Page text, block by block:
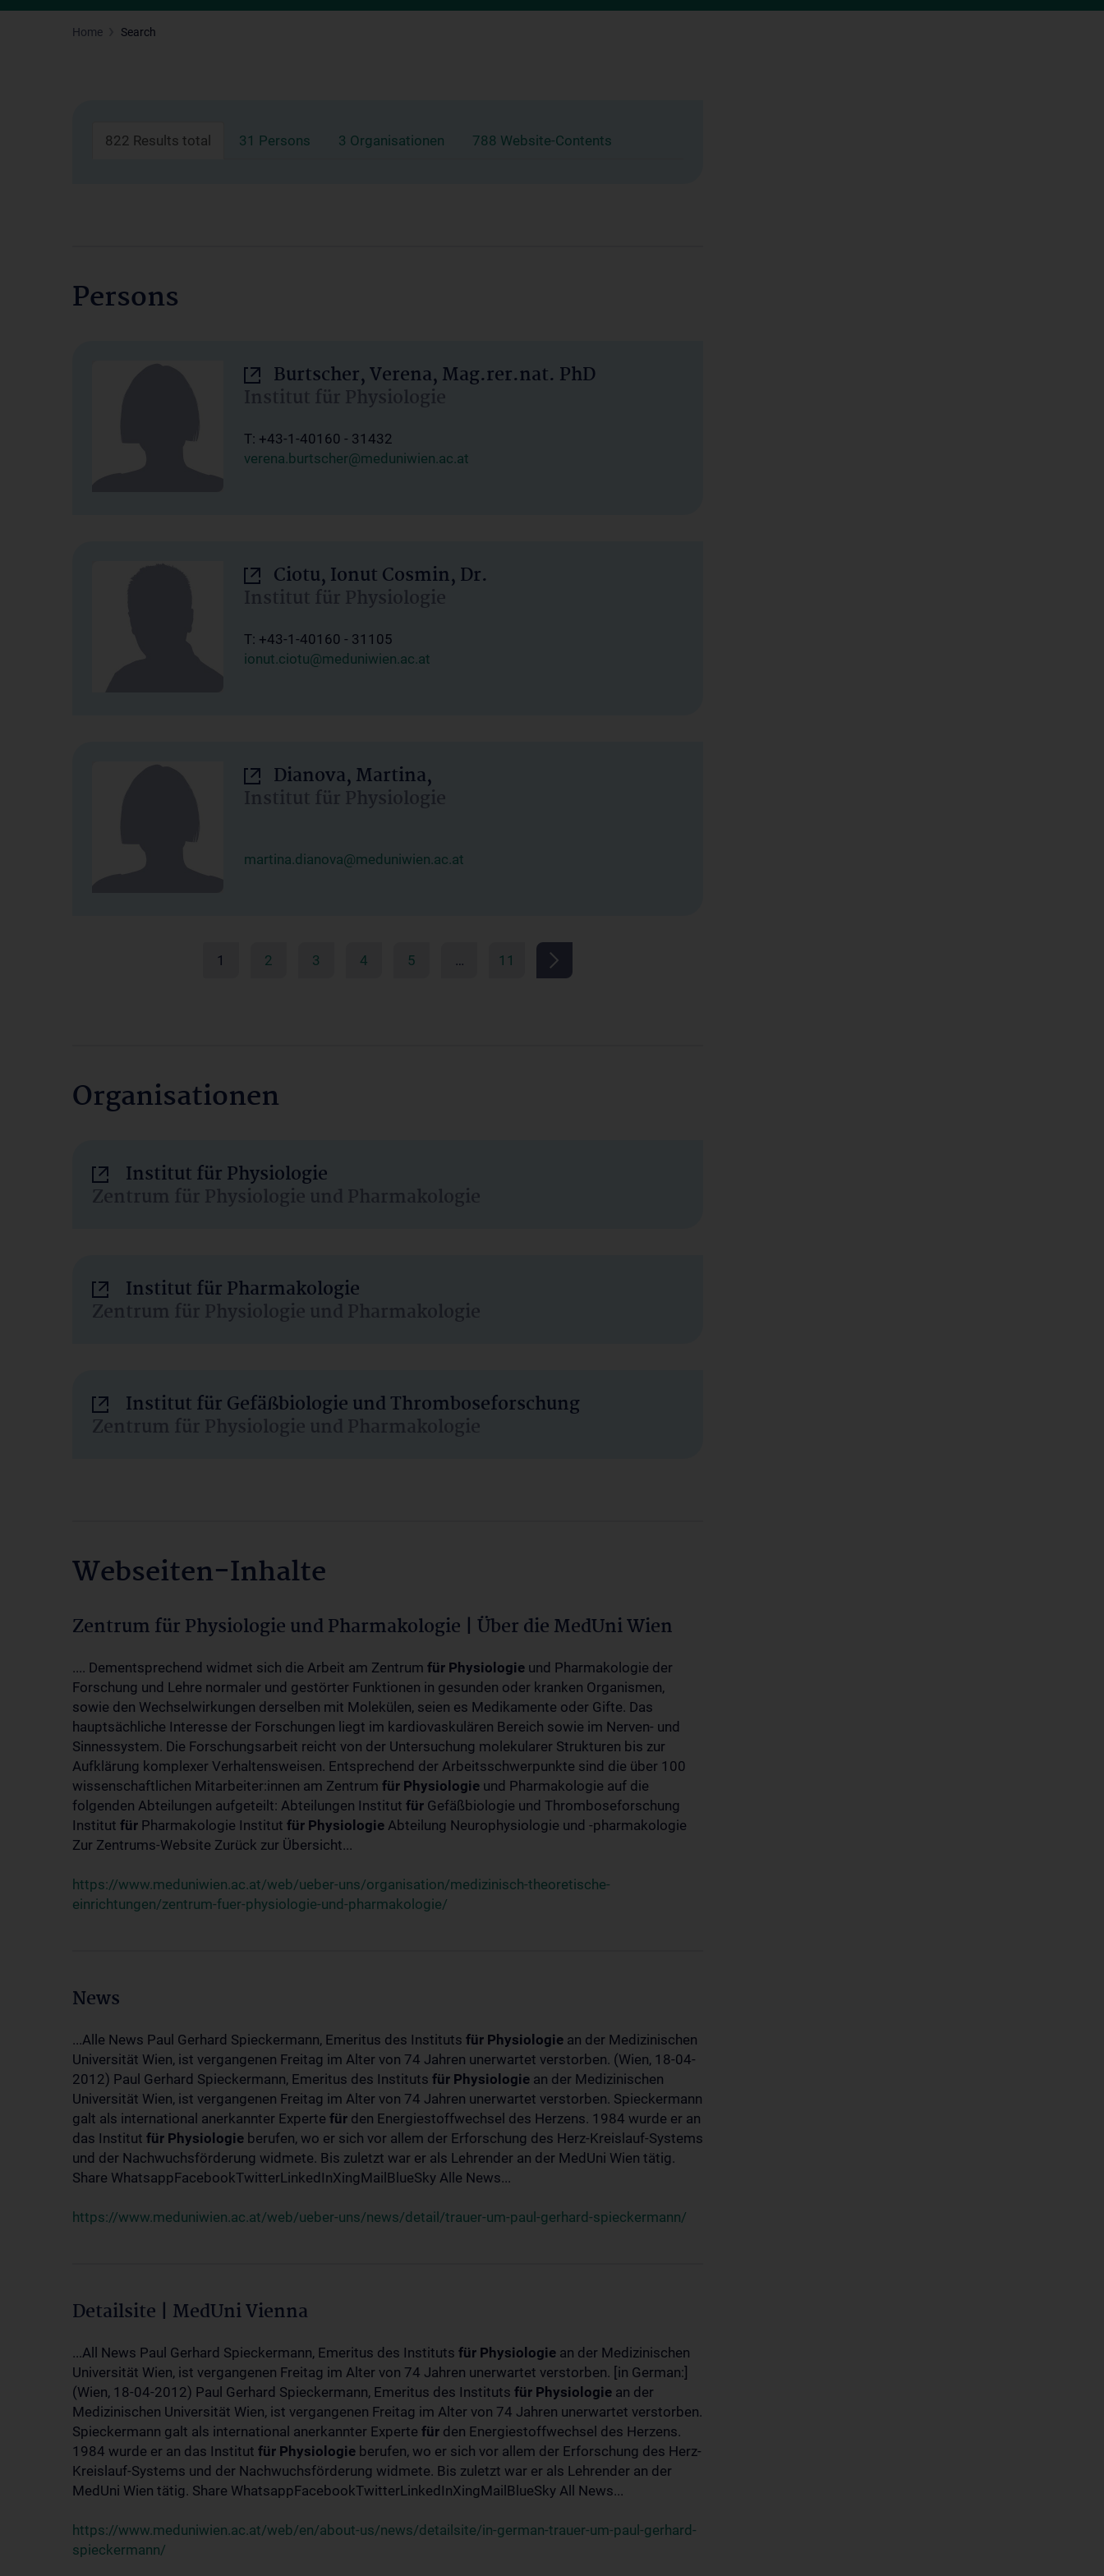
Home Search
822 Results total 31 Persons 3 Organisationen 788 Website-Contents
Persons
Burtscher, Verena, Mag.rer.nat. PhD
Institut für Physiologie
T: +43-1-40160 - 31432
verena.burtscher@meduniwien.ac.at
Ciotu, Ionut Cosmin, Dr.
Institut für Physiologie
T: +43-1-40160 - 31105
ionut.ciotu@meduniwien.ac.at
Dianova, Martina,
Institut für Physiologie
martina.dianova@meduniwien.ac.at
1 2 3 4 5 … 11
Organisationen
Institut für Physiologie
Zentrum für Physiologie und Pharmakologie
Institut für Pharmakologie
Zentrum für Physiologie und Pharmakologie
Institut für Gefäßbiologie und Thromboseforschung
Zentrum für Physiologie und Pharmakologie
Webseiten-Inhalte
Zentrum für Physiologie und Pharmakologie | Über die MedUni Wien
.... Dementsprechend widmet sich die Arbeit am Zentrum für Physiologie und Pharmakologie der
Forschung und Lehre normaler und gestörter Funktionen in gesunden oder kranken Organismen,
sowie den Wechselwirkungen derselben mit Molekülen, seien es Medikamente oder Gifte. Das
hauptsächliche Interesse der Forschungen liegt im kardiovaskulären Bereich sowie im Nerven- und
Sinnessystem. Die Forschungsarbeit reicht von der Untersuchung molekularer Strukturen bis zur
Aufklärung komplexer Verhaltensweisen. Entsprechend der Arbeitsschwerpunkte sind die über 100
wissenschaftlichen Mitarbeiter:innen am Zentrum für Physiologie und Pharmakologie auf die
folgenden Abteilungen aufgeteilt: Abteilungen Institut für Gefäßbiologie und Thromboseforschung
Institut für Pharmakologie Institut für Physiologie Abteilung Neurophysiologie und -pharmakologie
Zur Zentrums-Website Zurück zur Übersicht...
https://www.meduniwien.ac.at/web/ueber-uns/organisation/medizinisch-theoretische-
einrichtungen/zentrum-fuer-physiologie-und-pharmakologie/
News
...Alle News Paul Gerhard Spieckermann, Emeritus des Instituts für Physiologie an der Medizinischen
Universität Wien, ist vergangenen Freitag im Alter von 74 Jahren unerwartet verstorben. (Wien, 18-04-
2012) Paul Gerhard Spieckermann, Emeritus des Instituts für Physiologie an der Medizinischen
Universität Wien, ist vergangenen Freitag im Alter von 74 Jahren unerwartet verstorben. Spieckermann
galt als international anerkannter Experte für den Energiestoffwechsel des Herzens. 1984 wurde er an
das Institut für Physiologie berufen, wo er sich vor allem der Erforschung des Herz-Kreislauf-Systems
und der Nachwuchsförderung widmete. Bis zuletzt war er als Lehrender an der MedUni Wien tätig.
Share WhatsappFacebookTwitterLinkedInXingMailBlueSky Alle News...
https://www.meduniwien.ac.at/web/ueber-uns/news/detail/trauer-um-paul-gerhard-spieckermann/
Detailsite | MedUni Vienna
...All News Paul Gerhard Spieckermann, Emeritus des Instituts für Physiologie an der Medizinischen
Universität Wien, ist vergangenen Freitag im Alter von 74 Jahren unerwartet verstorben. [in German:]
(Wien, 18-04-2012) Paul Gerhard Spieckermann, Emeritus des Instituts für Physiologie an der
Medizinischen Universität Wien, ist vergangenen Freitag im Alter von 74 Jahren unerwartet verstorben.
Spieckermann galt als international anerkannter Experte für den Energiestoffwechsel des Herzens.
1984 wurde er an das Institut für Physiologie berufen, wo er sich vor allem der Erforschung des Herz-
Kreislauf-Systems und der Nachwuchsförderung widmete. Bis zuletzt war er als Lehrender an der
MedUni Wien tätig. Share WhatsappFacebookTwitterLinkedInXingMailBlueSky All News...
https://www.meduniwien.ac.at/web/en/about-us/news/detailsite/in-german-trauer-um-paul-gerhard-
spieckermann/